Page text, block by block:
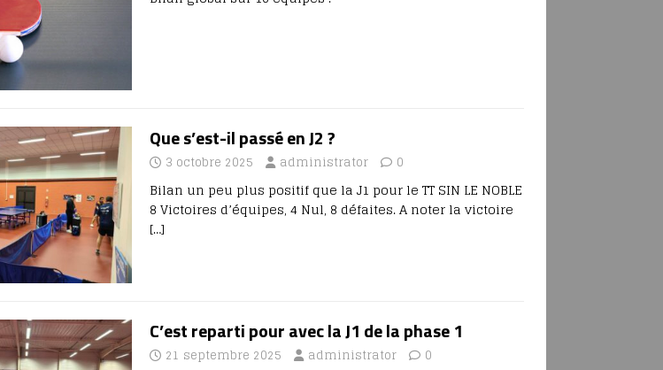
Que s’est-il passé en J2 ?
3 octobre 2025 administrator 0
Bilan un peu plus positif que la J1 pour le TT SIN LE NOBLE
8 Victoires d’équipes, 4 Nul, 8 défaites. A noter la victoire
[…]
C’est reparti pour avec la J1 de la phase 1
21 septembre 2025 administrator 0